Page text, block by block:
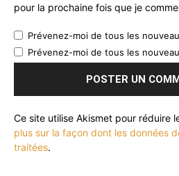
pour la prochaine fois que je
Prévenez-moi de tous les
Prévenez-moi de tous les
Ce site utilise Akismet pour réduire
plus sur la façon dont les données
traitées.